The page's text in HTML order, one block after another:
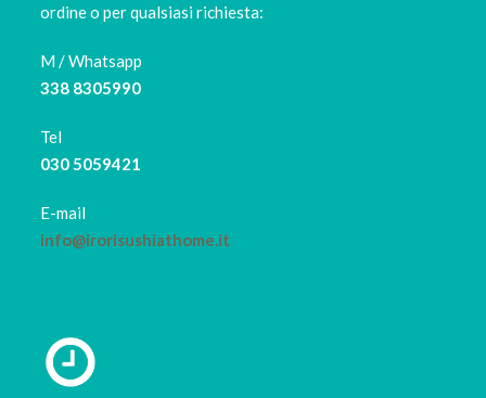
ordine o per qualsiasi richiesta:
M / Whatsapp
338 8305990
Tel
030 5059421
E-mail
info@irorisushiathome.it